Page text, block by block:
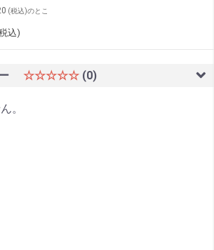
(税込)のとこ
込)
☆☆☆☆☆ (0)
。